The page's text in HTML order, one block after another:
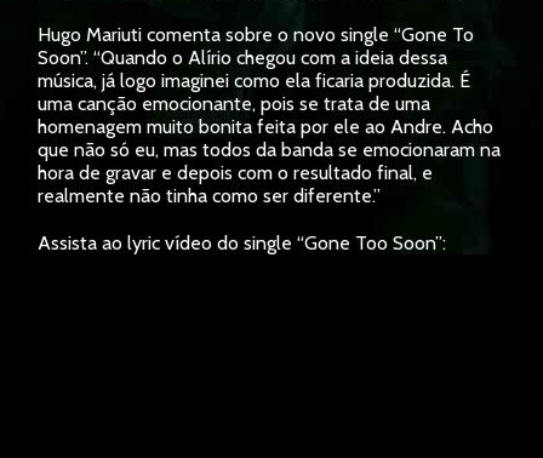
Hugo Mariuti comenta sobre o novo single “Gone To
Soon”. “Quando o Alírio chegou com a ideia dessa
música, já logo imaginei como ela ficaria produzida. É
uma canção emocionante, pois se trata de uma
homenagem muito bonita feita por ele ao Andre. Acho
que não só eu, mas todos da banda se emocionaram na
hora de gravar e depois com o resultado final, e
realmente não tinha como ser diferente.”
Assista ao lyric vídeo do single “Gone Too Soon”: